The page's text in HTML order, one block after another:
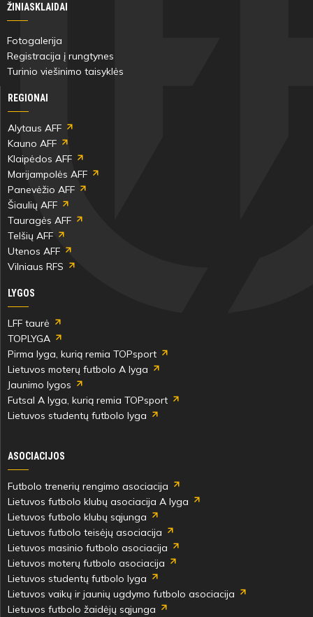
ŽINIASKLAIDAI
Fotogalerija
Registracija į rungtynes
Turinio viešinimo taisyklės
REGIONAI
Alytaus AFF
Kauno AFF
Klaipėdos AFF
Marijampolės AFF
Panevėžio AFF
Šiaulių AFF
Tauragės AFF
Telšių AFF
Utenos AFF
Vilniaus RFS
LYGOS
LFF taurė
TOPLYGA
Pirma lyga, kurią remia TOPsport
Lietuvos moterų futbolo A lyga
Jaunimo lygos
Futsal A lyga, kurią remia TOPsport
Lietuvos studentų futbolo lyga
ASOCIACIJOS
Futbolo trenerių rengimo asociacija
Lietuvos futbolo klubų asociacija A lyga
Lietuvos futbolo klubų sąjunga
Lietuvos futbolo teisėjų asociacija
Lietuvos masinio futbolo asociacija
Lietuvos moterų futbolo asociacija
Lietuvos studentų futbolo lyga
Lietuvos vaikų ir jaunių ugdymo futbolo asociacija
Lietuvos futbolo žaidėjų sąjunga